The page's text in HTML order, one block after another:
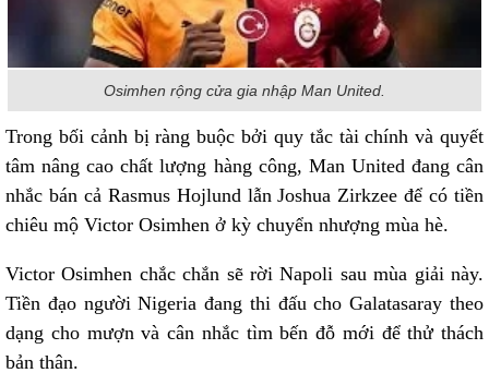
Osimhen rộng cửa gia nhập Man United.
Trong bối cảnh bị ràng buộc bởi quy tắc tài chính và quyết
tâm nâng cao chất lượng hàng công, Man United đang cân
nhắc bán cả Rasmus Hojlund lẫn Joshua Zirkzee để có tiền
chiêu mộ Victor Osimhen ở kỳ chuyển nhượng mùa hè.
Victor Osimhen chắc chắn sẽ rời Napoli sau mùa giải này.
Tiền đạo người Nigeria đang thi đấu cho Galatasaray theo
dạng cho mượn và cân nhắc tìm bến đỗ mới để thử thách
bản thân.